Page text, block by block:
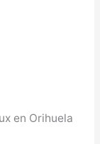
en Orihuela